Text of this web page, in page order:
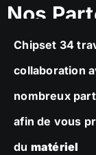
Nos
Chipset 34
collaboration
nombreux
afin de vous
du matériel